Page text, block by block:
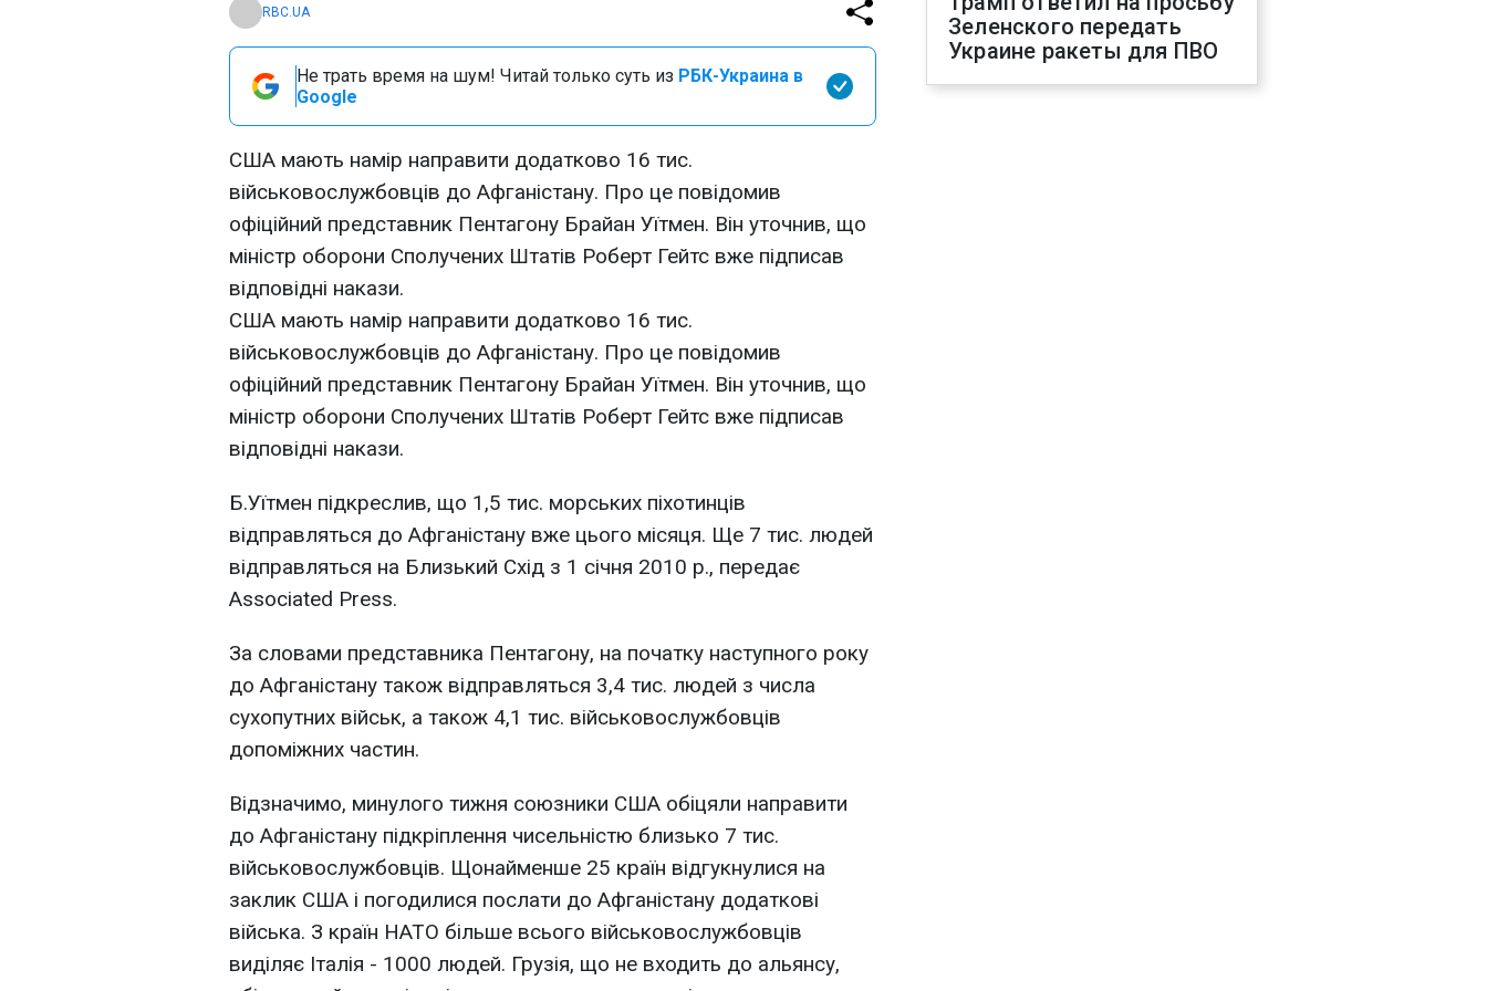
RBC.UA
Не трать время на шум! Читай только суть из РБК-Украина в
Google
США мають намір направити додатково 16 тис.
військовослужбовців до Афганістану. Про це повідомив
офіційний представник Пентагону Брайан Уїтмен. Він уточнив, що
міністр оборони Сполучених Штатів Роберт Гейтс вже підписав
відповідні накази.
США мають намір направити додатково 16 тис.
військовослужбовців до Афганістану. Про це повідомив
офіційний представник Пентагону Брайан Уїтмен. Він уточнив, що
міністр оборони Сполучених Штатів Роберт Гейтс вже підписав
відповідні накази.
Б.Уїтмен підкреслив, що 1,5 тис. морських піхотинців
відправляться до Афганістану вже цього місяця. Ще 7 тис. людей
відправляться на Близький Схід з 1 січня 2010 р., передає
Associated Press.
За словами представника Пентагону, на початку наступного року
до Афганістану також відправляться 3,4 тис. людей з числа
сухопутних військ, а також 4,1 тис. військовослужбовців
допоміжних частин.
Відзначимо, минулого тижня союзники США обіцяли направити
до Афганістану підкріплення чисельністю близько 7 тис.
військовослужбовців. Щонайменше 25 країн відгукнулися на
заклик США і погодилися послати до Афганістану додаткові
війська. З країн НАТО більше всього військовослужбовців
виділяє Італія - 1000 людей. Грузія, що не входить до альянсу,
Зеленского передать
Украине ракеты для ПВО